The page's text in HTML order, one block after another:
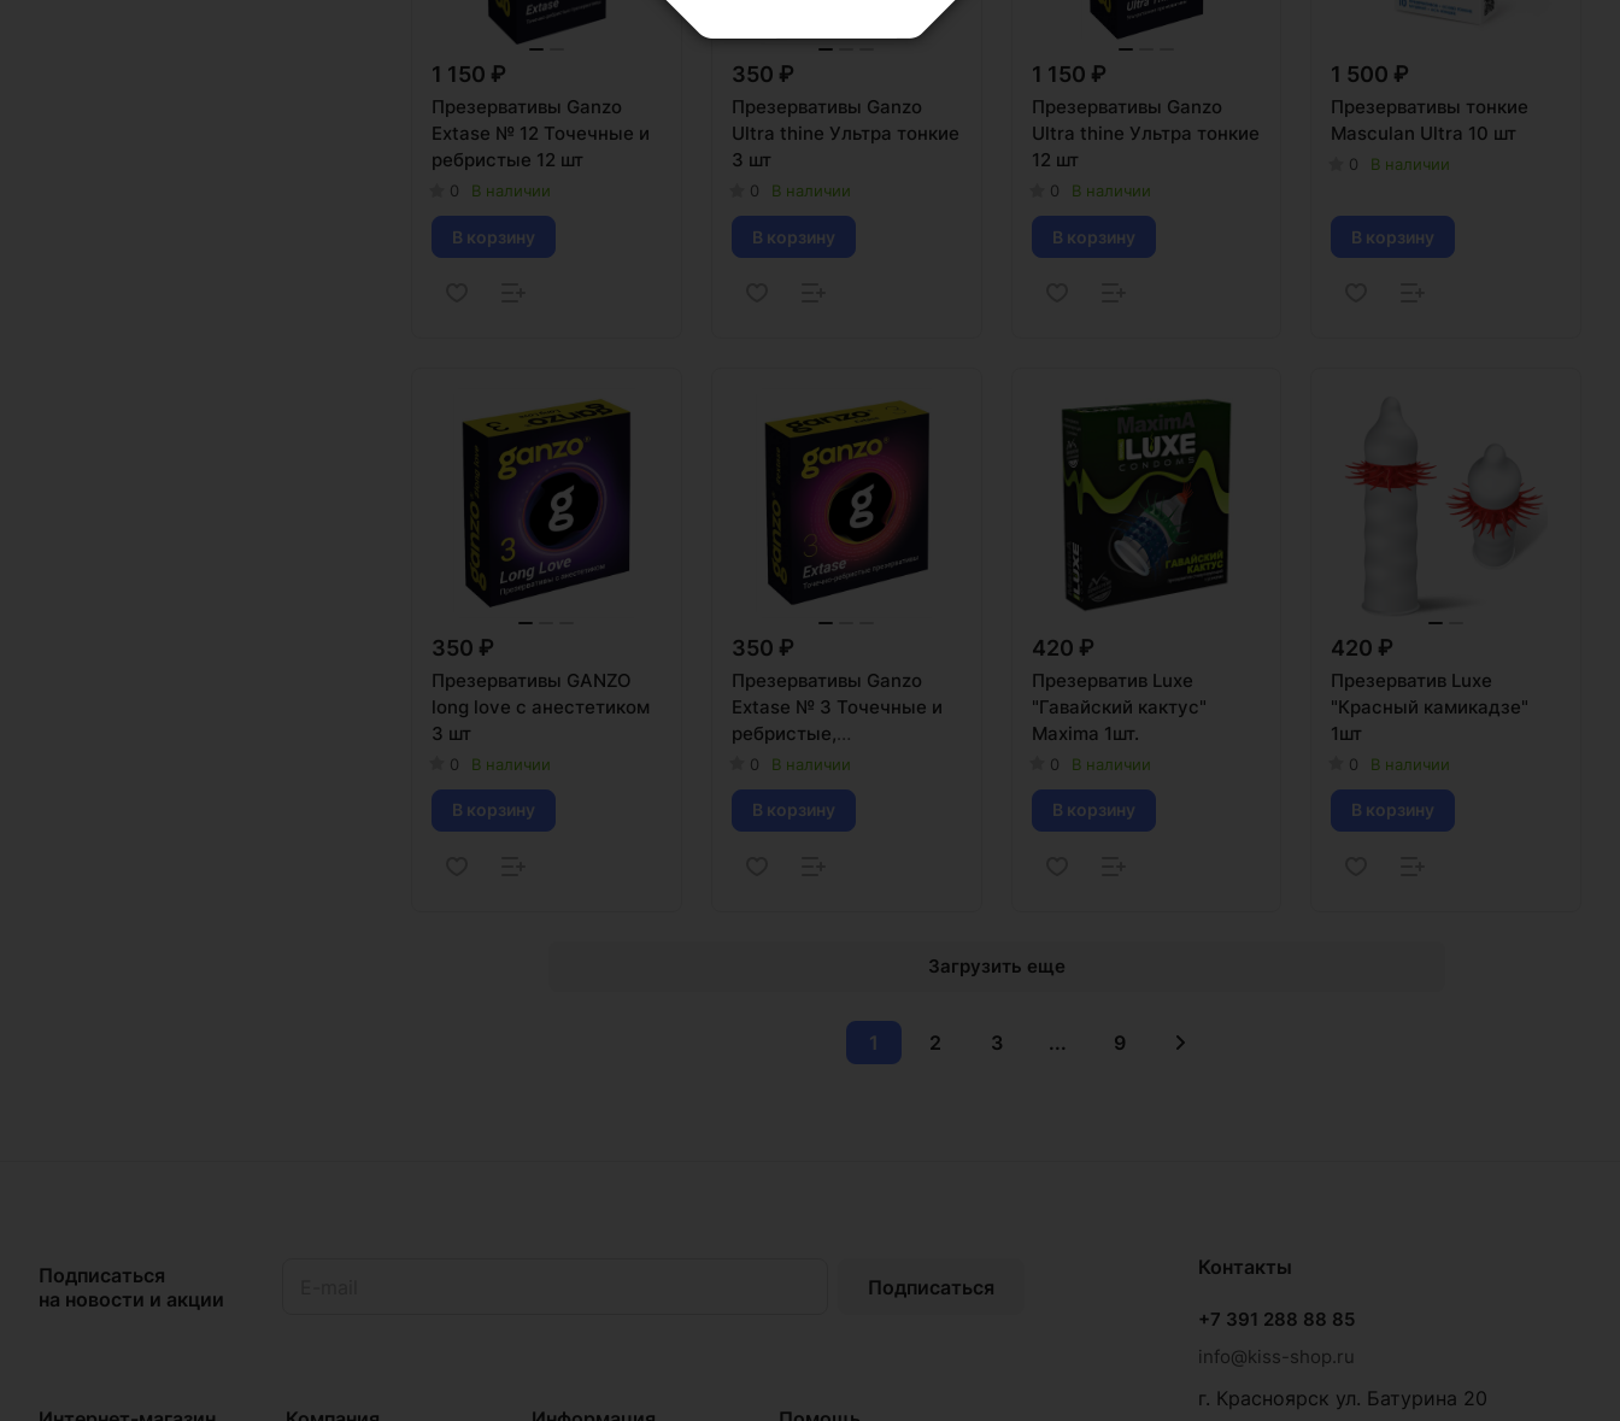
1 150 ₽
Презервативы Ganzo
Extase № 12 Точечные и
ребристые 12 шт
0 В наличии
В корзину
350 ₽
Презервативы Ganzo
Ultra thine Ультра тонкие
3 шт
0 В наличии
В корзину
1 150 ₽
Презервативы Ganzo
Ultra thine Ультра тонкие
12 шт
0 В наличии
В корзину
1 500 ₽
Презервативы тонкие
Masculan Ultra 10 шт
0 В наличии
В корзину
350 ₽
Презервативы GANZO
long love с анестетиком
3 шт
0 В наличии
В корзину
350 ₽
Презервативы Ganzo
Extase № 3 Точечные и
ребристые,
анатомической формы 3
шт
0 В наличии
В корзину
420 ₽
Презерватив Luxe
"Гавайский кактус"
Maxima 1шт.
0 В наличии
В корзину
420 ₽
Презерватив Luxe
"Красный камикадзе"
1шт
0 В наличии
В корзину
Загрузить еще
1 2 3 ... 9
Подписаться
на новости и акции
Подписаться
Контакты
+7 391 288 88 85
info@kiss-shop.ru
г. Красноярск ул. Батурина 20